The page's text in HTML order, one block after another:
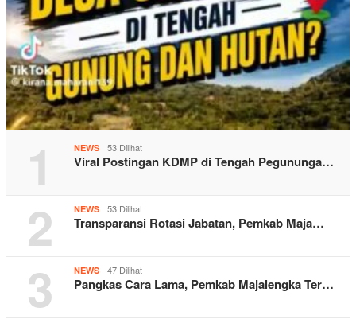
1 NEWS 53 Dilihat
Viral Postingan KDMP di Tengah Pegununga…
2 NEWS 53 Dilihat
Transparansi Rotasi Jabatan, Pemkab Maja…
3 NEWS 47 Dilihat
Pangkas Cara Lama, Pemkab Majalengka Ter…